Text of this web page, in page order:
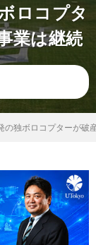
ロコプタ
業は継続
の独ボロコプターが